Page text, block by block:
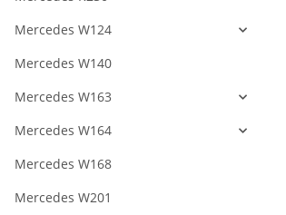
Mercedes W124
Mercedes W140
Mercedes W163
Mercedes W164
Mercedes W168
Mercedes W201